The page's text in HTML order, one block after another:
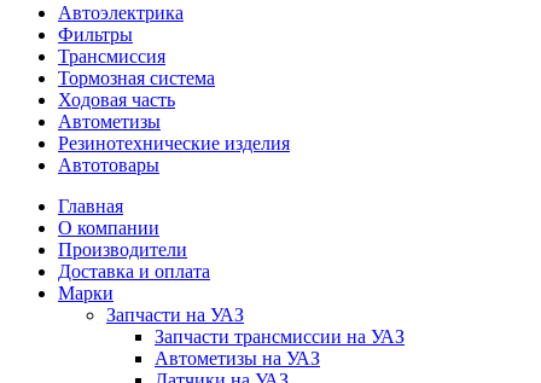
Автоэлектрика
Фильтры
Трансмиссия
Тормозная система
Ходовая часть
Автометизы
Резинотехнические изделия
Автотовары
Главная
О компании
Производители
Доставка и оплата
Марки
Запчасти на УАЗ
Запчасти трансмиссии на УАЗ
Автометизы на УАЗ